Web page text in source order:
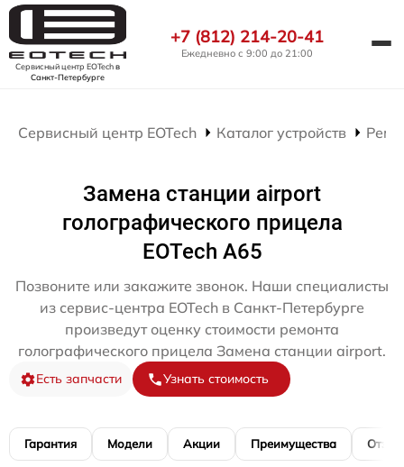
Сервисный центр EOTechв
Санкт-Петербурге
+7 (812) 214-20-41
Ежедневно с 9:00 до 21:00
Сервисный центр EOTech Каталог устройств
Замена станции airport
голографического прицела
EOTech A65
Позвоните или закажите звонок. Наши специалисты
из сервис-центра EOTech в Санкт-Петербурге
произведут оценку стоимости ремонта
голографического прицела Замена станции airport.
Есть запчасти Узнать стоимость
Гарантия Модели Акции Преимущества